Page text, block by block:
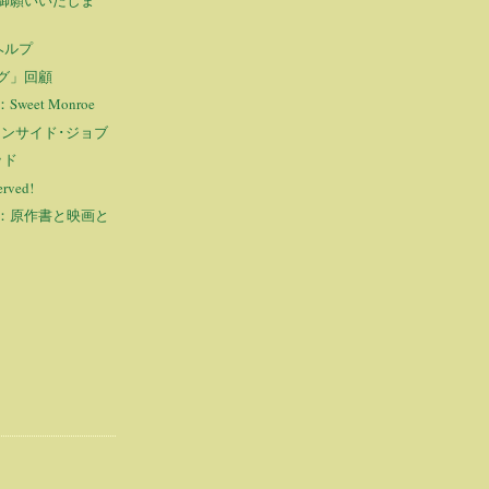
プ
」回顧
Sweet Monroe
サイド･ジョブ
原作書と映画と